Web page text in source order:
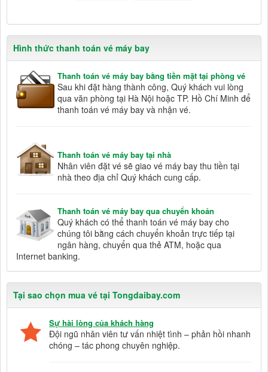
Hình thức thanh toán vé máy bay
Thanh toán vé máy bay bằng tiền mặt tại phòng vé
Sau khi đặt hàng thành công, Quý khách vui lòng
qua văn phòng tại Hà Nội hoặc TP. Hồ Chí Minh để
thanh toán vé máy bay và nhận vé.
Thanh toán vé máy bay tại nhà
Nhân viên đặt vé sẽ giao vé máy bay thu tiền tại
nhà theo địa chỉ Quý khách cung cấp.
Thanh toán vé máy bay qua chuyển khoản
Quý khách có thể thanh toán vé máy bay cho
chúng tôi bằng cách chuyển khoản trực tiếp tại
ngân hàng, chuyển qua thẻ ATM, hoặc qua
Internet banking.
Tại sao chọn mua vé tại Tongdaibay.com
Sự hài lòng của khách hàng
Đội ngũ nhân viên tư vấn nhiệt tình – phản hồi nhanh
chóng – tác phong chuyên nghiệp.